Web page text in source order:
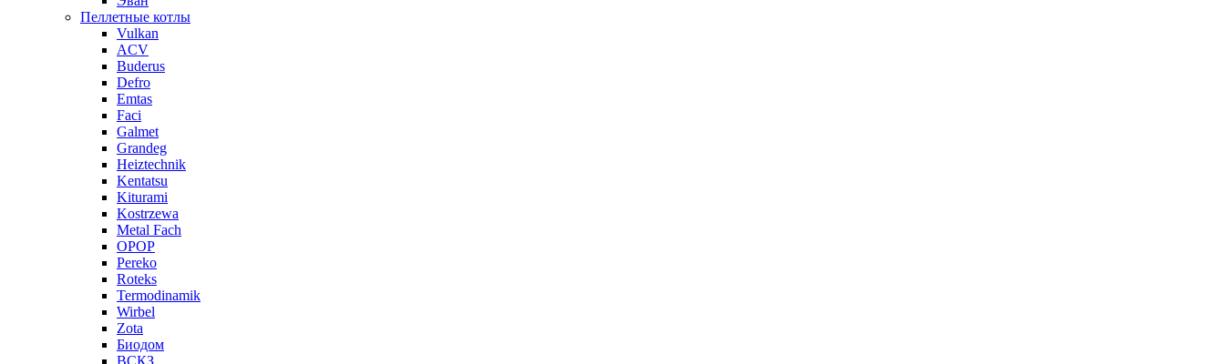
Пеллетные котлы
Vulkan
ACV
Buderus
Defro
Emtas
Faci
Galmet
Grandeg
Heiztechnik
Kentatsu
Kiturami
Kostrzewa
Metal Fach
OPOP
Pereko
Roteks
Termodinamik
Wirbel
Zota
Биодом
ВСКЗ